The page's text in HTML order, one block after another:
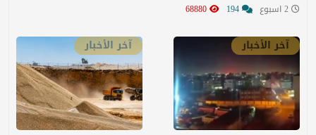
آخر الأخبار آخر الأخبار